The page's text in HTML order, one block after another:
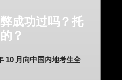
成功过吗？托
？
10 月向中国内地考生全